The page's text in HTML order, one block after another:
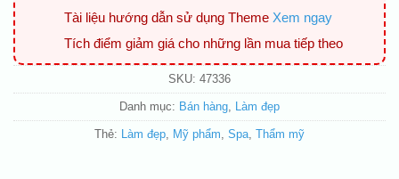
Tài liệu hướng dẫn sử dụng Theme Xem ngay
Tích điểm giảm giá cho những lần mua tiếp theo
SKU: 47336
Danh mục: Bán hàng Làm đẹp
Thẻ: Làm đẹp Mỹ phẩm Spa Thẩm mỹ